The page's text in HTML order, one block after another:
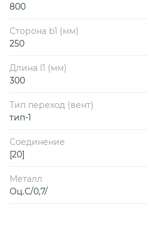
800
Сторона b1 (мм)
250
Длина l1 (мм)
300
Тип переход (вент)
тип-1
Соединение
[20]
Металл
Оц.С/0,7/